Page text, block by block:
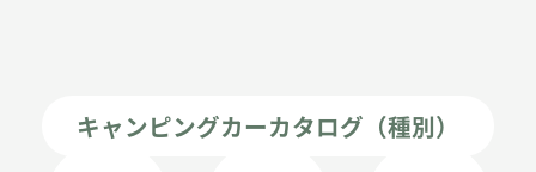
キャンピングカーカタログ（種別）